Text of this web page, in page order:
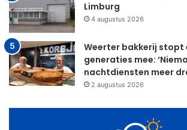
Limburg
4 augustus 2026
Weerter bakkerij stopt
generaties mee:
nachtdiensten meer
2 augustus 2026